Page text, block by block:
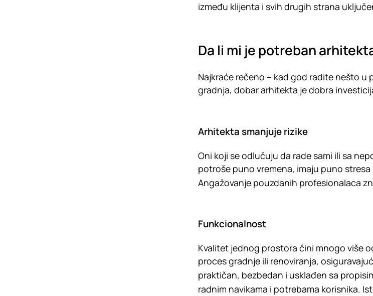
između klijenta i svih drugih strana
Da li mi je potreban
Najkraće rečeno – kad god radite nešto
gradnja, dobar arhitekta je dobra
Arhitekta smanjuje rizike
Oni koji se odlučuju da rade sami ili sa
potroše puno vremena, imaju puno
Angažovanje pouzdanih profesionalaca
Funkcionalnost
Kvalitet jednog prostora čini mnogo više
proces gradnje ili renoviranja,
praktičan, bezbedan i usklađen sa
radnim navikama i potrebama korisnika.